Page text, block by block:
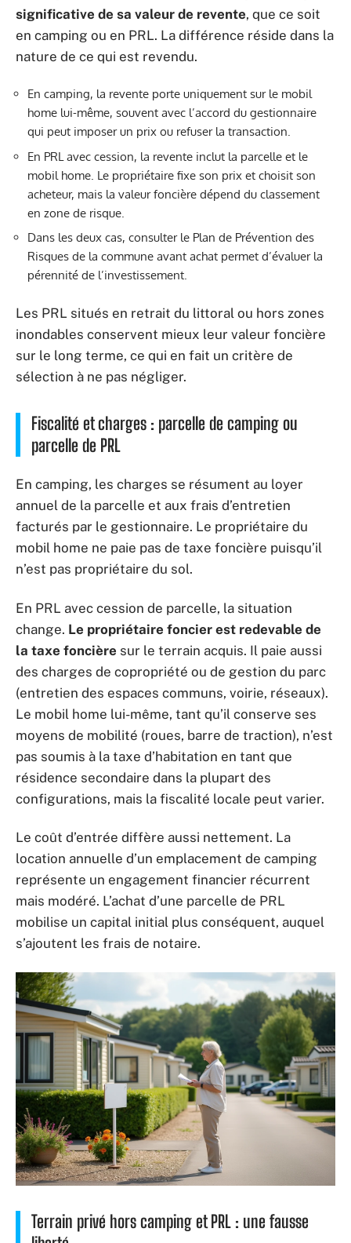
significative de sa valeur de revente, que ce soit
en camping ou en PRL. La différence réside dans la
nature de ce qui est revendu.
En camping, la revente porte uniquement sur le mobil
home lui-même, souvent avec l’accord du gestionnaire
qui peut imposer un prix ou refuser la transaction.
En PRL avec cession, la revente inclut la parcelle et le
mobil home. Le propriétaire fixe son prix et choisit son
acheteur, mais la valeur foncière dépend du classement
en zone de risque.
Dans les deux cas, consulter le Plan de Prévention des
Risques de la commune avant achat permet d’évaluer la
pérennité de l’investissement.
Les PRL situés en retrait du littoral ou hors zones
inondables conservent mieux leur valeur foncière
sur le long terme, ce qui en fait un critère de
sélection à ne pas négliger.
Fiscalité et charges : parcelle de camping ou
parcelle de PRL
En camping, les charges se résument au loyer
annuel de la parcelle et aux frais d’entretien
facturés par le gestionnaire. Le propriétaire du
mobil home ne paie pas de taxe foncière puisqu’il
n’est pas propriétaire du sol.
En PRL avec cession de parcelle, la situation
change. Le propriétaire foncier est redevable de
la taxe foncière sur le terrain acquis. Il paie aussi
des charges de copropriété ou de gestion du parc
(entretien des espaces communs, voirie, réseaux).
Le mobil home lui-même, tant qu’il conserve ses
moyens de mobilité (roues, barre de traction), n’est
pas soumis à la taxe d’habitation en tant que
résidence secondaire dans la plupart des
configurations, mais la fiscalité locale peut varier.
Le coût d’entrée diffère aussi nettement. La
location annuelle d’un emplacement de camping
représente un engagement financier récurrent
mais modéré. L’achat d’une parcelle de PRL
mobilise un capital initial plus conséquent, auquel
s’ajoutent les frais de notaire.
Terrain privé hors camping et PRL : une fausse